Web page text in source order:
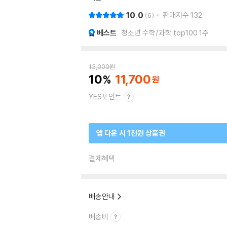
10.0 6 판매지수 132
베스트 청소년 수학/과학 top100 1주
13,000원
10 11,700
YES포인트
앱 다운 시 1천원 상품권
결제혜택
배송안내
배송비